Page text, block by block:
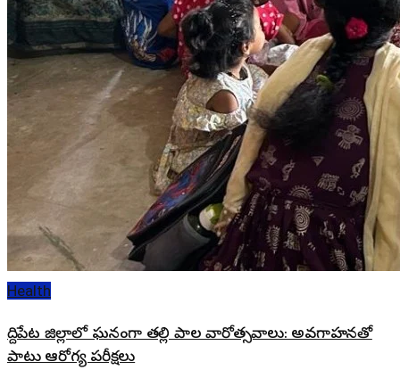
Health
సిద్దిపేట జిల్లాలో ఘనంగా తల్లి పాల వారోత్సవాలు: అవగాహనతో
పాటు ఆరోగ్య పరీక్షలు